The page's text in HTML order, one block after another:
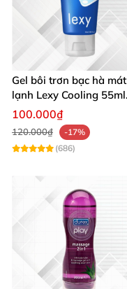
Gel bôi trơn bạc hà mát
lạnh Lexy Cooling 55ml
tăng khoái cảm
100.000₫
120.000₫
-17%
(686)